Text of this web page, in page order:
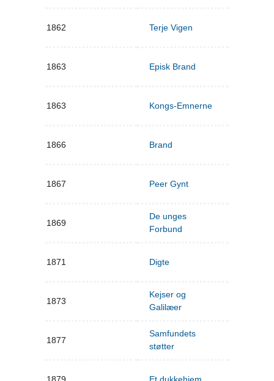
1862 Terje Vigen
1863 Episk Brand
1863 Kongs-Emnerne
1866 Brand
1867 Peer Gynt
1869
De unges
Forbund
1871 Digte
1873
Kejser og
Galilæer
1877
Samfundets
støtter
1879 Et dukkehjem